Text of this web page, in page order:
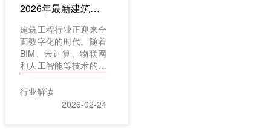
分析对象，结合其他主
流软件特性，从进度、
成本、资源三大维度展
开深度对比。
2026年最新建筑工程管理软件推荐TOP10：全面提升施工效率与协同能力
建筑工程行业正迎来全
面数字化的时代。随着
BIM、云计算、物联网
和人工智能等技术的深
度融合，项目管理方式
发生了根本性变革。高
效的软件工具已成为提
行业解读
2026-02-24